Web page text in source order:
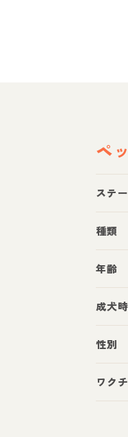
ペ
ステ
種類
年齢
成犬
性別
ワク